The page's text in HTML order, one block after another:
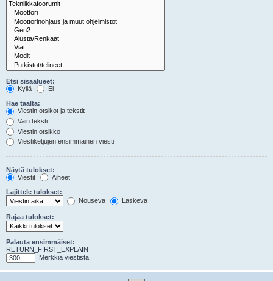
Etsi sisäalueet:
Kyllä
Ei
Hae täältä:
Viestin otsikot ja tekstit
Vain teksti
Viestin otsikko
Viestiketjujen ensimmäinen viesti
Näytä tulokset:
Viestit
Aiheet
Lajittele tulokset:
Nouseva
Laskeva
Rajaa tulokset:
Palauta ensimmäiset:
RETURN_FIRST_EXPLAIN
Merkkiä viestistä.